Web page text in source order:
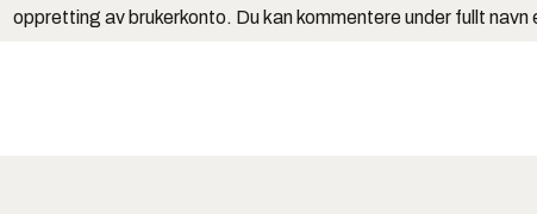
oppretting av brukerkonto. Du kan kommentere under fullt navn